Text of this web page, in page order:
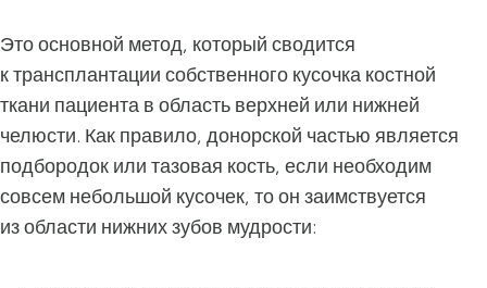
Это основной метод, который сводится
к трансплантации собственного кусочка костной
ткани пациента в область верхней или нижней
челюсти. Как правило, донорской частью является
подбородок или тазовая кость, если необходим
совсем небольшой кусочек, то он заимствуется
из области нижних зубов мудрости: